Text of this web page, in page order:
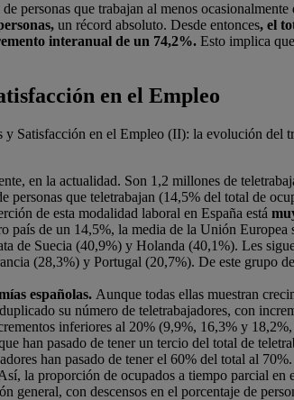
personas que trabajan al menos
un récord absoluto. Desde entonces, el
interanual de un 74,2%. Esto implica
en el Empleo
Satisfacción en el Empleo (II): la evolución del
en la actualidad. Son 1,2 millones de
personas que teletrabajan (14,5% del total de
de esta modalidad laboral en España está
país de un 14,5%, la media de la Unión Europea
de Suecia (40,9%) y Holanda (40,1%). Les
(28,3%) y Portugal (20,7%). De este grupo
españolas. Aunque todas ellas muestran
su número de teletrabajadores, con
inferiores al 20% (9,9%, 16,3% y
han pasado de tener un tercio del total de
han pasado de tener el 60% del total al 70%.
la proporción de ocupados a tiempo parcial
con descensos en el porcentaje de